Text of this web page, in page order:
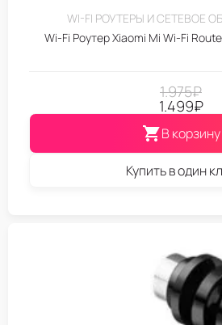
WI-FI РОУТЕРЫ И СЕТЕВОЕ
Wi-Fi Роутер Xiaomi Mi Wi-Fi
1.975₽
1.499₽
В корзину
Купить в один